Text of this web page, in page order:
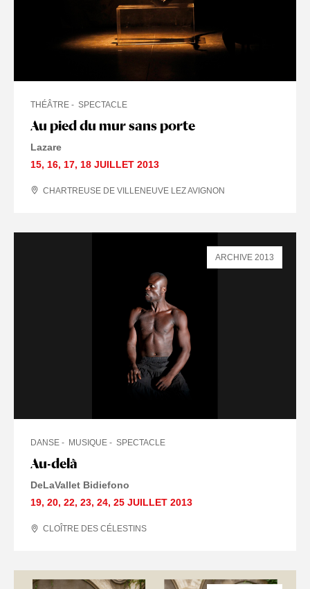
Au pied du mur sans porte
THÉÂTRE SPECTACLE
Lazare
15, 16, 17, 18 JUILLET 2013
CHARTREUSE DE VILLENEUVE LEZ AVIGNON
Au-delà
DANSE MUSIQUE SPECTACLE
DeLaVallet Bidiefono
19, 20, 22, 23, 24, 25 JUILLET 2013
CLOÎTRE DES CÉLESTINS
ARCHIVE 2013